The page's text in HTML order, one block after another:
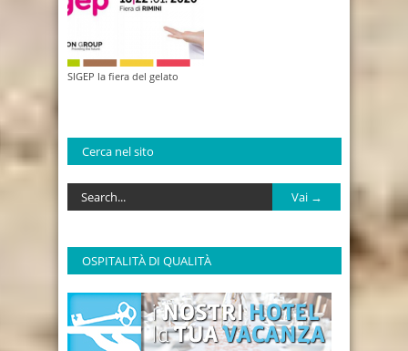
SIGEP la fiera del gelato
Cerca nel sito
OSPITALITÀ DI QUALITÀ